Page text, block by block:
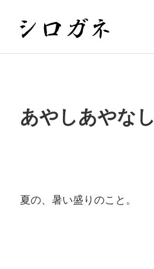
あやしあやなし
夏の、暑い盛りのこと。